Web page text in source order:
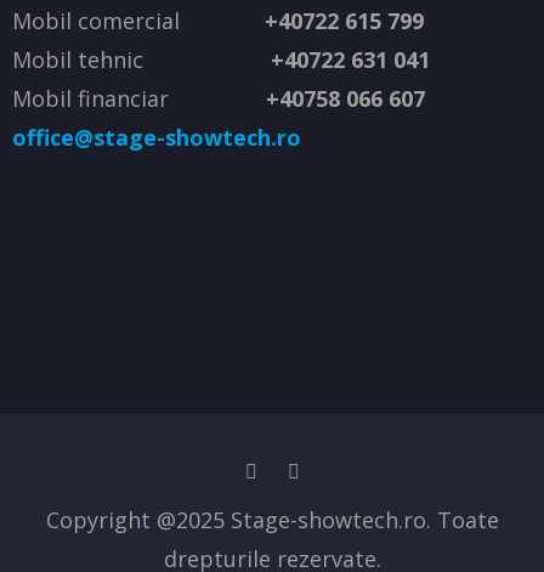
Mobil comercial +40722 615 799
Mobil tehnic +40722 631 041
Mobil financiar +40758 066 607
office@stage-showtech.ro
Copyright @2025 Stage-showtech.ro. Toate
drepturile rezervate.